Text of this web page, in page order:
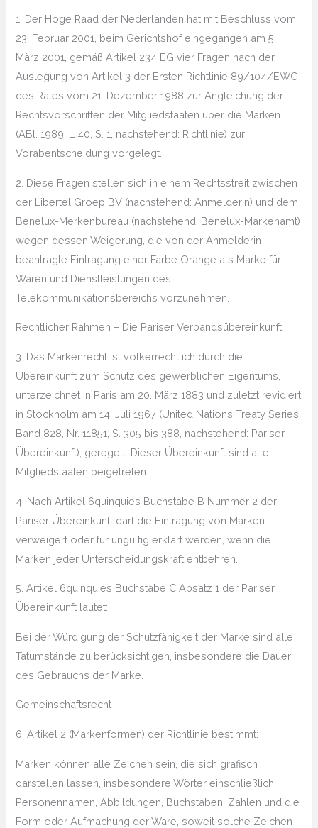
1. Der Hoge Raad der Nederlanden hat mit Beschluss vom
23. Februar 2001, beim Gerichtshof eingegangen am 5.
März 2001, gemäß Artikel 234 EG vier Fragen nach der
Auslegung von Artikel 3 der Ersten Richtlinie 89/104/EWG
des Rates vom 21. Dezember 1988 zur Angleichung der
Rechtsvorschriften der Mitgliedstaaten über die Marken
(ABl. 1989, L 40, S. 1, nachstehend: Richtlinie) zur
Vorabentscheidung vorgelegt.
2. Diese Fragen stellen sich in einem Rechtsstreit zwischen
der Libertel Groep BV (nachstehend: Anmelderin) und dem
Benelux-Merkenbureau (nachstehend: Benelux-Markenamt)
wegen dessen Weigerung, die von der Anmelderin
beantragte Eintragung einer Farbe Orange als Marke für
Waren und Dienstleistungen des
Telekommunikationsbereichs vorzunehmen.
Rechtlicher Rahmen – Die Pariser Verbandsübereinkunft
3. Das Markenrecht ist völkerrechtlich durch die
Übereinkunft zum Schutz des gewerblichen Eigentums,
unterzeichnet in Paris am 20. März 1883 und zuletzt revidiert
in Stockholm am 14. Juli 1967 (United Nations Treaty Series,
Band 828, Nr. 11851, S. 305 bis 388, nachstehend: Pariser
Übereinkunft), geregelt. Dieser Übereinkunft sind alle
Mitgliedstaaten beigetreten.
4. Nach Artikel 6quinquies Buchstabe B Nummer 2 der
Pariser Übereinkunft darf die Eintragung von Marken
verweigert oder für ungültig erklärt werden, wenn die
Marken jeder Unterscheidungskraft entbehren.
5. Artikel 6quinquies Buchstabe C Absatz 1 der Pariser
Übereinkunft lautet:
Bei der Würdigung der Schutzfähigkeit der Marke sind alle
Tatumstände zu berücksichtigen, insbesondere die Dauer
des Gebrauchs der Marke.
Gemeinschaftsrecht
6. Artikel 2 (Markenformen) der Richtlinie bestimmt:
Marken können alle Zeichen sein, die sich grafisch
darstellen lassen, insbesondere Wörter einschließlich
Personennamen, Abbildungen, Buchstaben, Zahlen und die
Form oder Aufmachung der Ware, soweit solche Zeichen